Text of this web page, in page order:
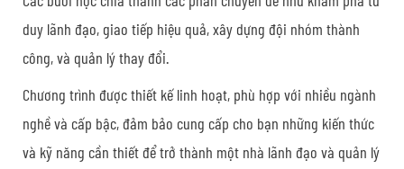
duy lãnh đạo, giao tiếp hiệu quả, xây dựng đội nhóm thành
công, và quản lý thay đổi.
Chương trình được thiết kế linh hoạt, phù hợp với nhiều ngành
nghề và cấp bậc, đảm bảo cung cấp cho bạn những kiến thức
và kỹ năng cần thiết để trở thành một nhà lãnh đạo và quản lý